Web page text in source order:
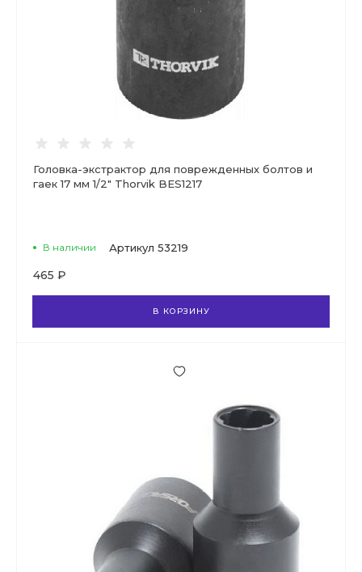
Головка-экстрактор для поврежденных болтов и
гаек 17 мм 1/2" Thorvik BES1217
В наличии Артикул 53219
465 ₽
В КОРЗИНУ